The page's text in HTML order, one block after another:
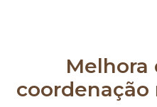
Melhora
coordenação